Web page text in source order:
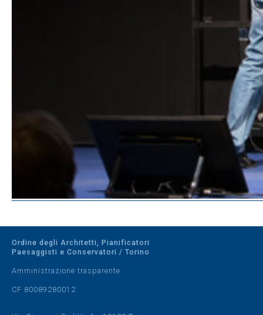
Ordine degli Architetti, Pianificatori
Paesaggisti e Conservatori / Torino
Amministrazione trasparente
CF 80089280012